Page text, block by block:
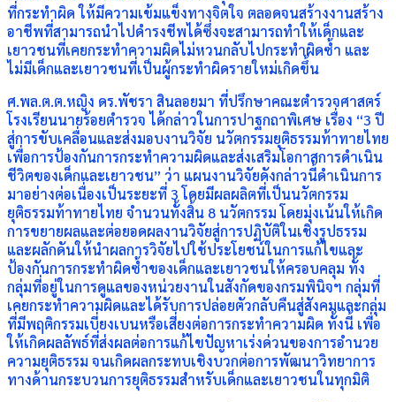
ที่กระทำผิด ให้มีความเข้มแข็งทางจิตใจ ตลอดจนสร้างงานสร้าง
อาชีพที่สามารถนำไปดำรงชีพได้ซึ่งจะสามารถทำให้เด็กและ
เยาวชนที่เคยกระทำความผิดไม่หวนกลับไปกระทำผิดซ้ำ และ
ไม่มีเด็กและเยาวชนที่เป็นผู้กระทำผิดรายใหม่เกิดขึ้น
ศ.พล.ต.ต.หญิง ดร.พัชรา สินลอยมา ที่ปรึกษาคณะตำรวจศาสตร์
โรงเรียนนายร้อยตำรวจ ได้กล่าวในการปาฐกถาพิเศษ เรื่อง “3 ปี
สู่การขับเคลื่อนและส่งมอบงานวิจัย นวัตกรรมยุติธรรมท้าทายไทย
เพื่อการป้องกันการกระทำความผิดและส่งเสริมโอกาสการดำเนิน
ชีวิตของเด็กและเยาวชน” ว่า แผนงานวิจัยดังกล่าวนี้ดำเนินการ
มาอย่างต่อเนื่องเป็นระยะที่ 3 โดยมีผลผลิตที่เป็นนวัตกรรม
ยุติธรรมท้าทายไทย จำนวนทั้งสิ้น 8 นวัตกรรม โดยมุ่งเน้นให้เกิด
การขยายผลและต่อยอดผลงานวิจัยสู่การปฏิบัติในเชิงรูปธรรม
และผลักดันให้นำผลการวิจัยไปใช้ประโยชน์ในการแก้ไขและ
ป้องกันการกระทำผิดซ้ำของเด็กและเยาวชนให้ครอบคลุม ทั้ง
กลุ่มที่อยู่ในการดูแลของหน่วยงานในสังกัดของกรมพินิจฯ กลุ่มที่
เคยกระทำความผิดและได้รับการปล่อยตัวกลับคืนสู่สังคมและกลุ่ม
ที่มีพฤติกรรมเบี่ยงเบนหรือเสี่ยงต่อการกระทำความผิด ทั้งนี้ เพื่อ
ให้เกิดผลลัพธ์ที่ส่งผลต่อการแก้ไขปัญหาเร่งด่วนของการอำนวย
ความยุติธรรม จนเกิดผลกระทบเชิงบวกต่อการพัฒนาวิทยาการ
ทางด้านกระบวนการยุติธรรมสำหรับเด็กและเยาวชนในทุกมิติ